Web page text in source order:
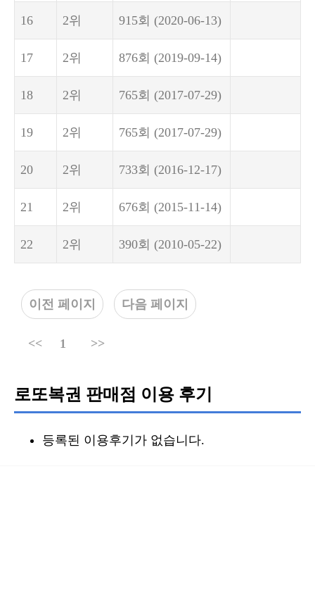
16 2위 915회 (2020-06-13)
17 2위 876회 (2019-09-14)
18 2위 765회 (2017-07-29)
19 2위 765회 (2017-07-29)
20 2위 733회 (2016-12-17)
21 2위 676회 (2015-11-14)
22 2위 390회 (2010-05-22)
이전 페이지 다음 페이지
<< 1 >>
로또복권 판매점 이용 후기
등록된 이용후기가 없습니다.